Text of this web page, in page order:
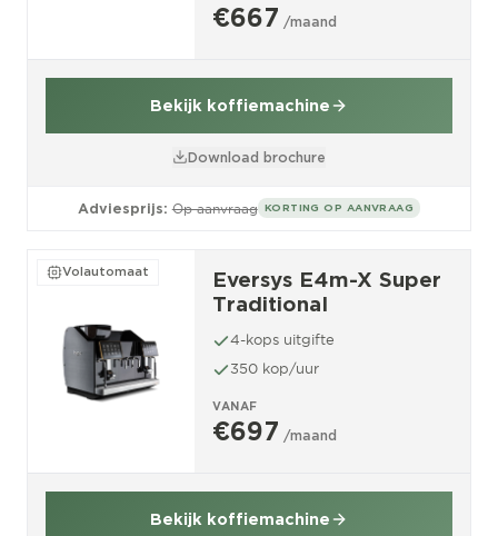
€667 /maand
Bekijk koffiemachine
Download brochure
Adviesprijs: Op aanvraag KORTING OP AANVRAAG
Volautomaat
Eversys E4m-X Super
Traditional
4-kops uitgifte
350 kop/uur
VANAF
€697 /maand
Bekijk koffiemachine